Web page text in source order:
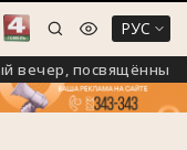
РУС
посвящённый